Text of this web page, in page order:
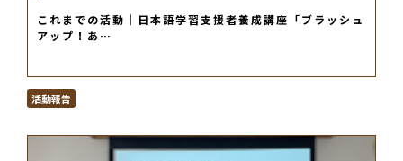
これまでの活動｜日本語学習支援者養成講座「ブラッシュ
アップ！あ…
活動報告